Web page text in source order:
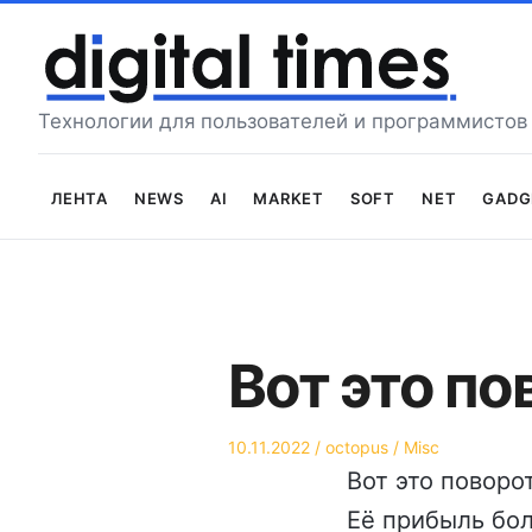
содержимому
Технологии для пользователей и программистов
Лента News AI Market Soft Net
Вот это
Опубликовано
10.11.2022 Автор
octopus
Опубликовано
Misc
Вот это
Её прибыль